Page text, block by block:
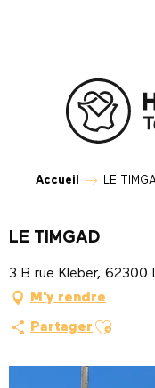
Accueil LE
LE TIMGAD
3 B rue Kleber, 62300
M'y rendre
Partager Ajouter